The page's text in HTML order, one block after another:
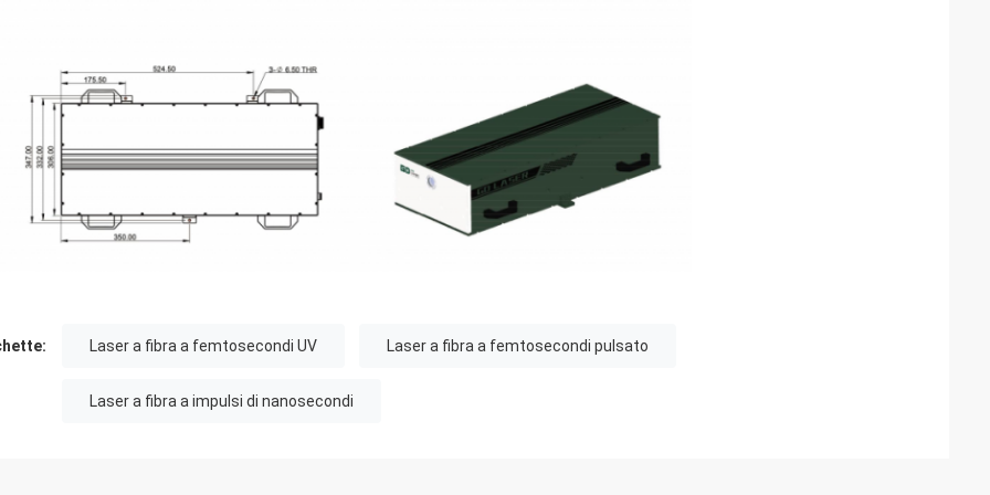
Laser a fibra a femtosecondi UV Laser a fibra a femtosecondi pulsato
Laser a fibra a impulsi di nanosecondi